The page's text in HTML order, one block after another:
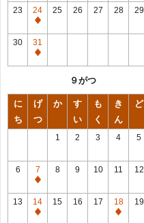
館
日
23
24
休
館
日
25 26 27 28 29
30
31
休
９がつ
に
ち
げ
つ
か
す
い
も
く
き
ん
ど
1 2 3 4 5
6
7
休
館
日
8 9 10 11 12
13
14
休
15 16 17
18
休
19